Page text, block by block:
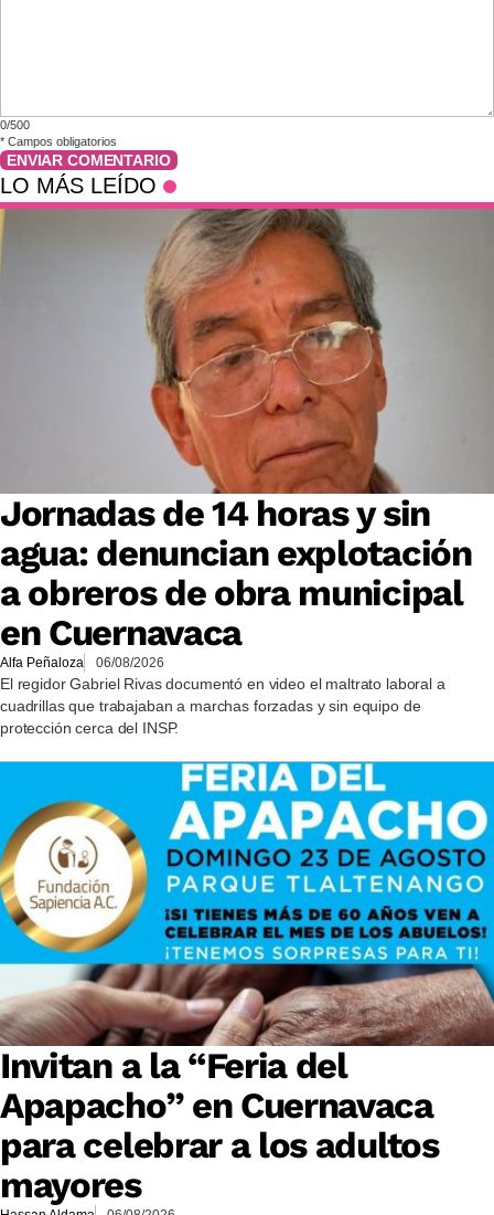
0/500
* Campos obligatorios
ENVIAR COMENTARIO
LO MÁS LEÍDO
Jornadas de 14 horas y sin
agua: denuncian explotación
a obreros de obra municipal
en Cuernavaca
Alfa Peñaloza 06/08/2026
El regidor Gabriel Rivas documentó en video el maltrato laboral a
cuadrillas que trabajaban a marchas forzadas y sin equipo de
protección cerca del INSP.
Invitan a la “Feria del
Apapacho” en Cuernavaca
para celebrar a los adultos
mayores